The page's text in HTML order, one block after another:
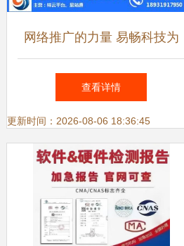
网络推广的力量 易畅科技为
您打造信息咨询服务新标杆
查看详情
更新时间：2026-08-06 18:36:45